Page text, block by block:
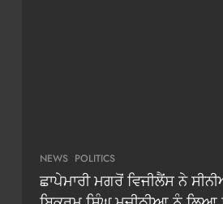
NEWS POLITICS
ਛਾਪੇਮਾਰੀ ਮਗਰੋਂ ਵਿਜੀਲੈਂਸ ਨੇ